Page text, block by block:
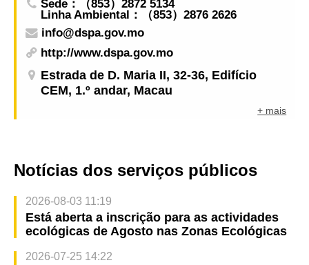
Sede：（853）2872 5134
Linha Ambiental：（853）2876 2626
info@dspa.gov.mo
http://www.dspa.gov.mo
Estrada de D. Maria II, 32-36, Edifício
CEM, 1.º andar, Macau
+ mais
Notícias dos serviços públicos
2026-08-03 11:19
Está aberta a inscrição para as actividades
ecológicas de Agosto nas Zonas Ecológicas
2026-07-25 14:22